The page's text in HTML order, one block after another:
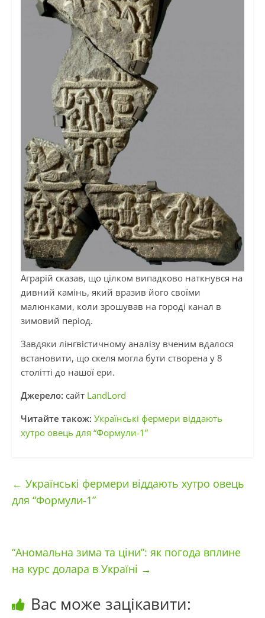
Аграрій сказав, що цілком випадково наткнувся на
дивний камінь, який вразив його своїми
малюнками, коли зрошував на городі канал в
зимовий період.
Завдяки лінгвістичному аналізу вченим вдалося
встановити, що скеля могла бути створена у 8
столітті до нашої ери.
Джерело: сайт LandLord
Читайте також: Українські фермери віддають
хутро овець для “Формули-1”
← Українські фермери віддають хутро овець
для “Формули-1”
“Аномальна зима та ціни”: як погода вплине
на курс долара в Україні →
Вас може зацікавити: